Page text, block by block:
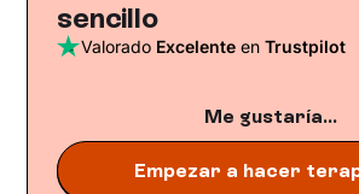
sencillo
Valorado Excelente enTrustpilot
Me gustaría...
Empezar a hacer